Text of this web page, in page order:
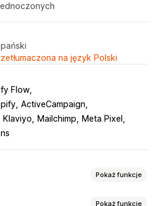
na język Polski
Flow
ActiveCampaign
Klaviyo Mailchimp
Meta Pixel
Pokaż funkcje
Pokaż funkcje